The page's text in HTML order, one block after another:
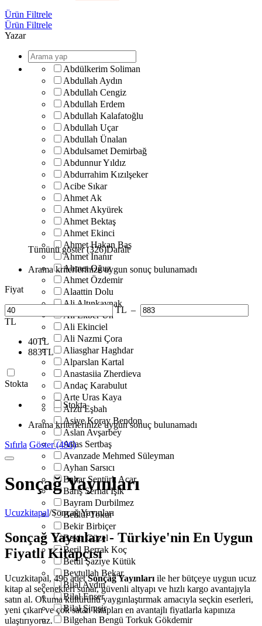
Ürün Filtrele
Ürün Filtrele
Yazar
Abdülkerim Soliman
Abdullah Aydın
Abdullah Cengiz
Abdullah Erdem
Abdullah Kalafatoğlu
Abdullah Uçar
Abdullah Ünalan
Abdulsamet Demirbağ
Abdunnur Yıldız
Abdurrahim Kızılşeker
Acibe Sıkar
Ahmet Ak
Ahmet Akyürek
Ahmet Bektaş
Ahmet Ekinci
Ahmet Hakan Baş
Ahmet İnanır
Ahmet Oğuz
Ahmet Özdemir
Alaattin Dolu
Ali Altınkaynak
Ali Ekber Ün
Ali Ekinciel
Ali Nazmi Çora
Aliasghar Haghdar
Alparslan Kartal
Anastasiia Zherdieva
Andaç Karabulut
Arte Uras Kaya
Arzu Eşbah
Asiye Koray Bendon
Aslan Avşarbey
Atlas Sertbaş
Avanzade Mehmed Süleyman
Ayhan Sarsıcı
Bahar Şentürk Acar
Barış Serhat Işık
Bayram Durbilmez
Behlül Tokur
Bekir Birbiçer
Bekir Güzel
Beril Berrak Koç
Betül Şaziye Kütük
Beytullah Bekar
Bilal Aydın
Bilal Enser
Bilal Şimşir
Bilgehan Bengü Torkuk Gökdemir
Tümünü göster (326)Daralt
Arama kriterlerinize uygun sonuç bulunamadı
Fiyat
TL –
TL
40TL
883TL
Stokta
Stokta
Arama kriterlerinize uygun sonuç bulunamadı
Sıfırla Göster (496)
Sonçağ Yayınları
Ucuzkitapal/Sonçağ Yayınları
Sonçağ Yayınları - Türkiye'nin En Uygun
Fiyatlı Kitapçısı
Ucuzkitapal, 496 adetSonçağ Yayınları ile her bütçeye uygun ucuz
kitap al seçenekleri sunar, güvenli altyapı ve hızlı kargo avantajıyla
satın al. Okuma kültürünü yaygınlaştırmak amacıyla seçkin eserleri,
yeni çıkan ve çok satan kitapları en avantajlı fiyatlarla kapınıza
ulaştırıyoruz.